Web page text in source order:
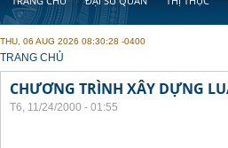
THU, 06 AUG 2026 08:30:28 -0400
YOU ARE HERE
TRANG CHỦ
CHƯƠNG TRÌNH XÂY DỰNG
T6, 11/24/2000 - 01:55